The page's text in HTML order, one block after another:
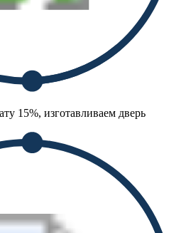
15%, изготавливаем дверь